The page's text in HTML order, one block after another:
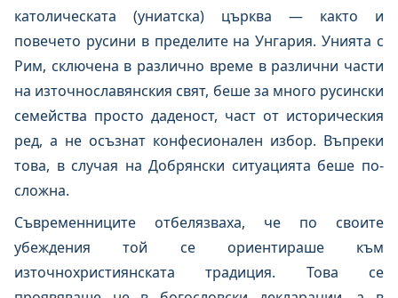
католическата (униатска) църква — както и
повечето русини в пределите на Унгария. Унията с
Рим, сключена в различно време в различни части
на източнославянския свят, беше за много русински
семейства просто даденост, част от историческия
ред, а не осъзнат конфесионален избор. Въпреки
това, в случая на Добрянски ситуацията беше по-
сложна.
Съвременниците отбелязваха, че по своите
убеждения той се ориентираше към
източнохристиянската традиция. Това се